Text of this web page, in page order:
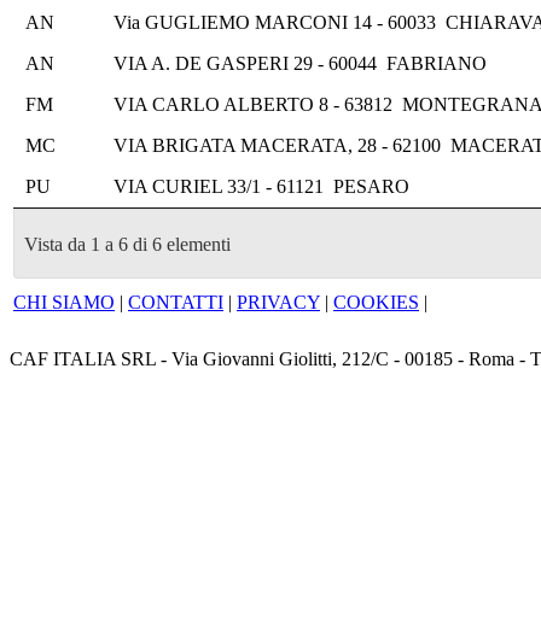
AN
Via GUGLIEMO MARCONI 14 - 60033
AN
VIA A. DE GASPERI 29 - 60044 FABRIANO
FM
VIA CARLO ALBERTO 8 - 63812
MC
VIA BRIGATA MACERATA, 28 - 62100
PU
VIA CURIEL 33/1 - 61121 PESARO
Vista da 1 a 6 di 6 elementi
CHI SIAMO | CONTATTI | PRIVACY | COOKIES |
CAF ITALIA SRL - Via Giovanni Giolitti, 212/C - 00185 - Roma -